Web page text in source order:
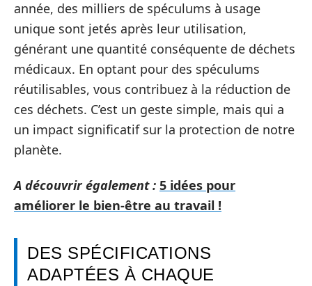
année, des milliers de spéculums à usage
unique sont jetés après leur utilisation,
générant une quantité conséquente de déchets
médicaux. En optant pour des spéculums
réutilisables, vous contribuez à la réduction de
ces déchets. C’est un geste simple, mais qui a
un impact significatif sur la protection de notre
planète.
A découvrir également : 5 idées pour
améliorer le bien-être au travail !
DES SPÉCIFICATIONS
ADAPTÉES À CHAQUE